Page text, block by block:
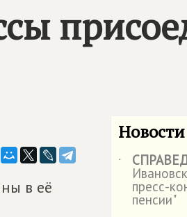
в её
Новости
˙
пресс-
пенсии"